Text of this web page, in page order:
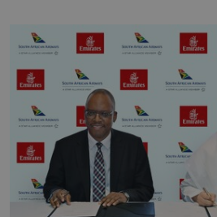
letního koupání. Stačí se však